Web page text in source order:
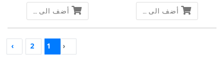
أضف الى السلة أضف الى السلة
‹
1
2
›